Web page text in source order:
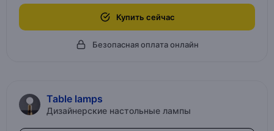
Купить сейчас
Безопасная оплата онлайн
Table lamps
Дизайнерские настольные лампы